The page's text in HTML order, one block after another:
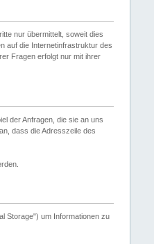
nur übermittelt, soweit dies
auf die Internetinfrastruktur des
Fragen erfolgt nur mit ihrer
der Anfragen, die sie an uns
dass die Adresszeile des
Storage") um Informationen zu